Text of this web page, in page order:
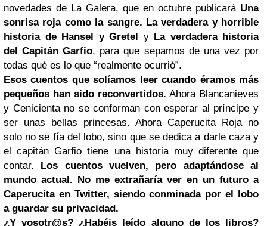
novedades de La Galera, que en octubre publicará Una
sonrisa roja como la sangre. La verdadera y horrible
historia de Hansel y Gretel y La verdadera historia
del Capitán Garfio, para que sepamos de una vez por
todas qué es lo que “realmente ocurrió”.
Esos cuentos que solíamos leer cuando éramos más
pequeños han sido reconvertidos. Ahora Blancanieves
y Cenicienta no se conforman con esperar al príncipe y
ser unas bellas princesas. Ahora Caperucita Roja no
solo no se fía del lobo, sino que se dedica a darle caza y
el capitán Garfio tiene una historia muy diferente que
contar. Los cuentos vuelven, pero adaptándose al
mundo actual. No me extrañaría ver en un futuro a
Caperucita en Twitter, siendo conminada por el lobo
a guardar su privacidad.
¿Y vosotr@s? ¿Habéis leído alguno de los libros?